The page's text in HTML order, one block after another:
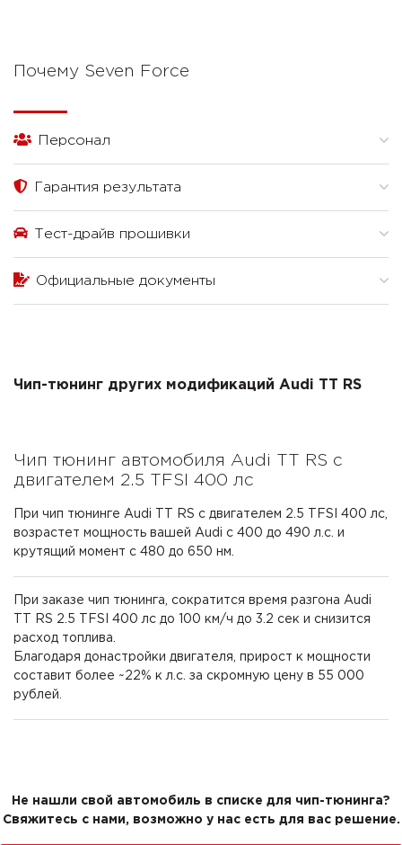
Почему Seven Force
Персонал
Гарантия результата
Тест-драйв прошивки
Официальные документы
Чип-тюнинг других модификаций Audi TT RS
Чип тюнинг автомобиля Audi TT RS с
двигателем 2.5 TFSI 400 лс
При чип тюнинге Audi TT RS с двигателем 2.5 TFSI 400 лс,
возрастет мощность вашей Audi с 400 до 490 л.с. и
крутящий момент с 480 до 650 нм.
При заказе чип тюнинга, сократится время разгона Audi
TT RS 2.5 TFSI 400 лс до 100 км/ч до 3.2 сек и снизится
расход топлива.
Благодаря донастройки двигателя, прирост к мощности
составит более ~22% к л.с. за скромную цену в 55 000
рублей.
Не нашли свой автомобиль в списке для чип-тюнинга?
Свяжитесь с нами, возможно у нас есть для вас решение.